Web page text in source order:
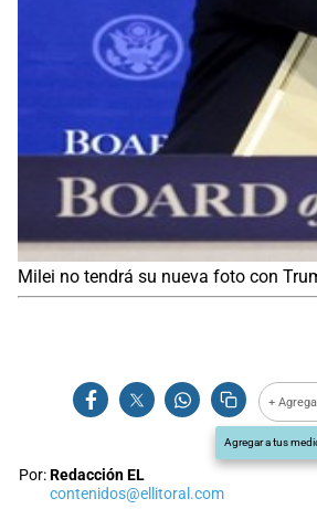
Milei no tendrá su nueva foto con
+
Agregar a tus
Por:Redacción EL
contenidos@ellitoral.com